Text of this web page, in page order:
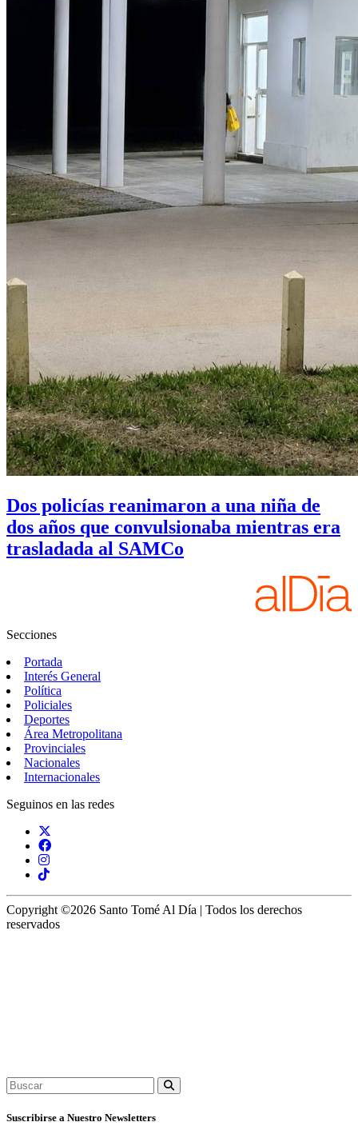
Dos policías reanimaron a una niña de
dos años que convulsionaba mientras era
trasladada al SAMCo
Secciones
Portada
Interés General
Política
Policiales
Deportes
Área Metropolitana
Provinciales
Nacionales
Internacionales
Seguinos en las redes
Copyright ©2026 Santo Tomé Al Día | Todos los derechos
reservados
Suscribirse a Nuestro Newsletters